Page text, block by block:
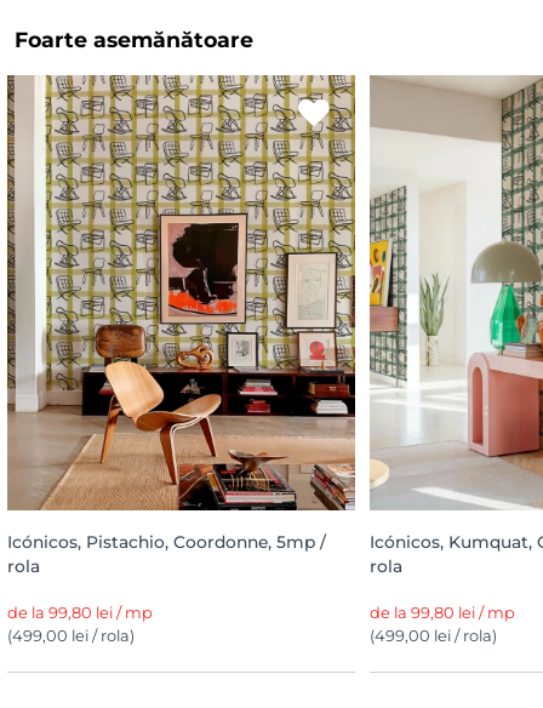
Foarte asemănătoare
Icónicos, Pistachio, Coordonne, 5mp /
rola
de la 99,80 lei / mp
(499,00 lei / rola)
Icónicos, Kumquat,
rola
de la 99,80 lei / mp
(499,00 lei / rola)